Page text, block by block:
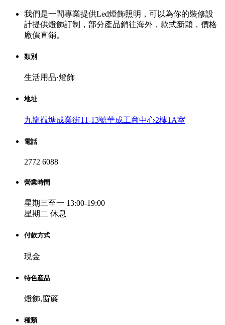
我們是一間專業提供Led燈飾照明，可以為你的裝修設
計提供燈飾訂制，部分產品銷往海外，款式新穎，價格
廠價直銷。
類別
生活用品·燈飾
地址
九龍觀塘成業街11-13號華成工商中心2樓1A室
電話
2772 6088
營業時間
星期三至一 13:00-19:00
星期二 休息
付款方式
現金
特色産品
燈飾,窗簾
種類